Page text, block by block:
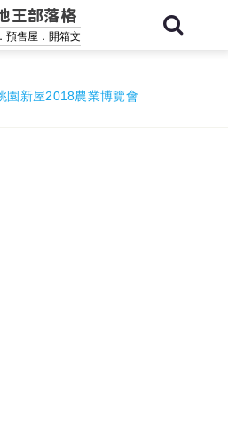
王部落格
預售屋．開箱文
園新屋2018農業博覽會